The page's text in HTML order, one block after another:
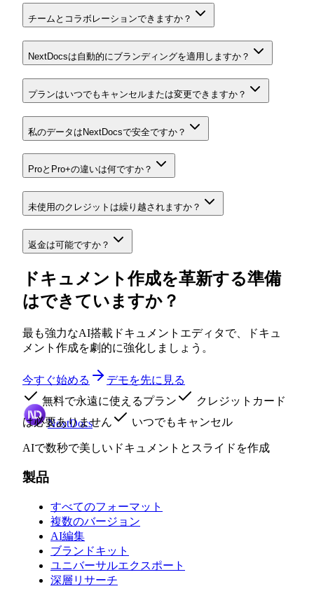
チームとコラボレーションできますか？
NextDocsは自動的にブランディングを適用しますか？
プランはいつでもキャンセルまたは変更できますか？
私のデータはNextDocsで安全ですか？
ProとPro+の違いは何ですか？
未使用のクレジットは繰り越されますか？
返金は可能ですか？
ドキュメント作成を革新する準備
はできていますか？
最も強力なAI搭載ドキュメントエディタで、ドキュ
メント作成を劇的に強化しましょう。
今すぐ始める
デモを先に見る
無料で永遠に使えるプラン
クレジットカード
は必要ありません
いつでもキャンセル
NextDocs
AIで数秒で美しいドキュメントとスライドを作成
製品
すべてのフォーマット
複数のバージョン
AI編集
ブランドキット
ユニバーサルエクスポート
深層リサーチ